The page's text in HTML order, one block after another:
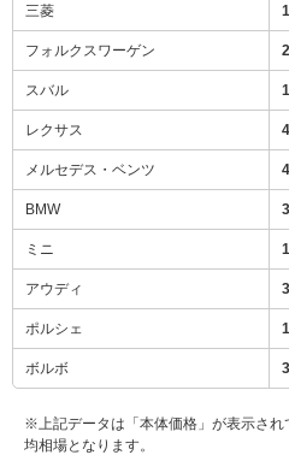
三菱
フォルクスワーゲン
スバル
レクサス
メルセデス・ベンツ
BMW
ミニ
アウディ
ポルシェ
ボルボ
※上記データは「本体価格」が表示さ
均相場となります。